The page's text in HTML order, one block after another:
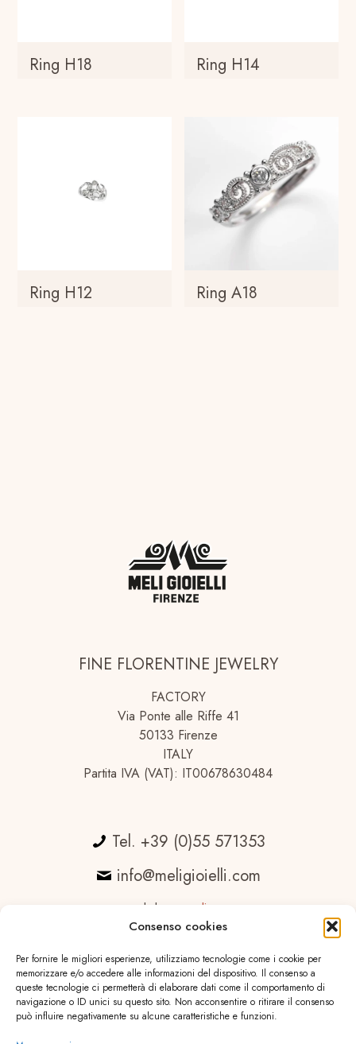
Consenso cookies
Per fornire le migliori esperienze, utilizziamo tecnologie come i cookie per
memorizzare e/o accedere alle informazioni del dispositivo. Il consenso a
queste tecnologie ci permetterà di elaborare dati come il comportamento di
navigazione o ID unici su questo sito. Non acconsentire o ritirare il consenso
può influire negativamente su alcune caratteristiche e funzioni.
Ring H18 Ring H14
Ring H12 Ring A18
FINE FLORENTINE JEWELRY
FACTORY
Via Ponte alle Riffe 41
50133 Firenze
ITALY
Partita IVA (VAT): IT00678630484
Tel. +39 (0)55 571353
info@meligioielli.com
web by essedicom